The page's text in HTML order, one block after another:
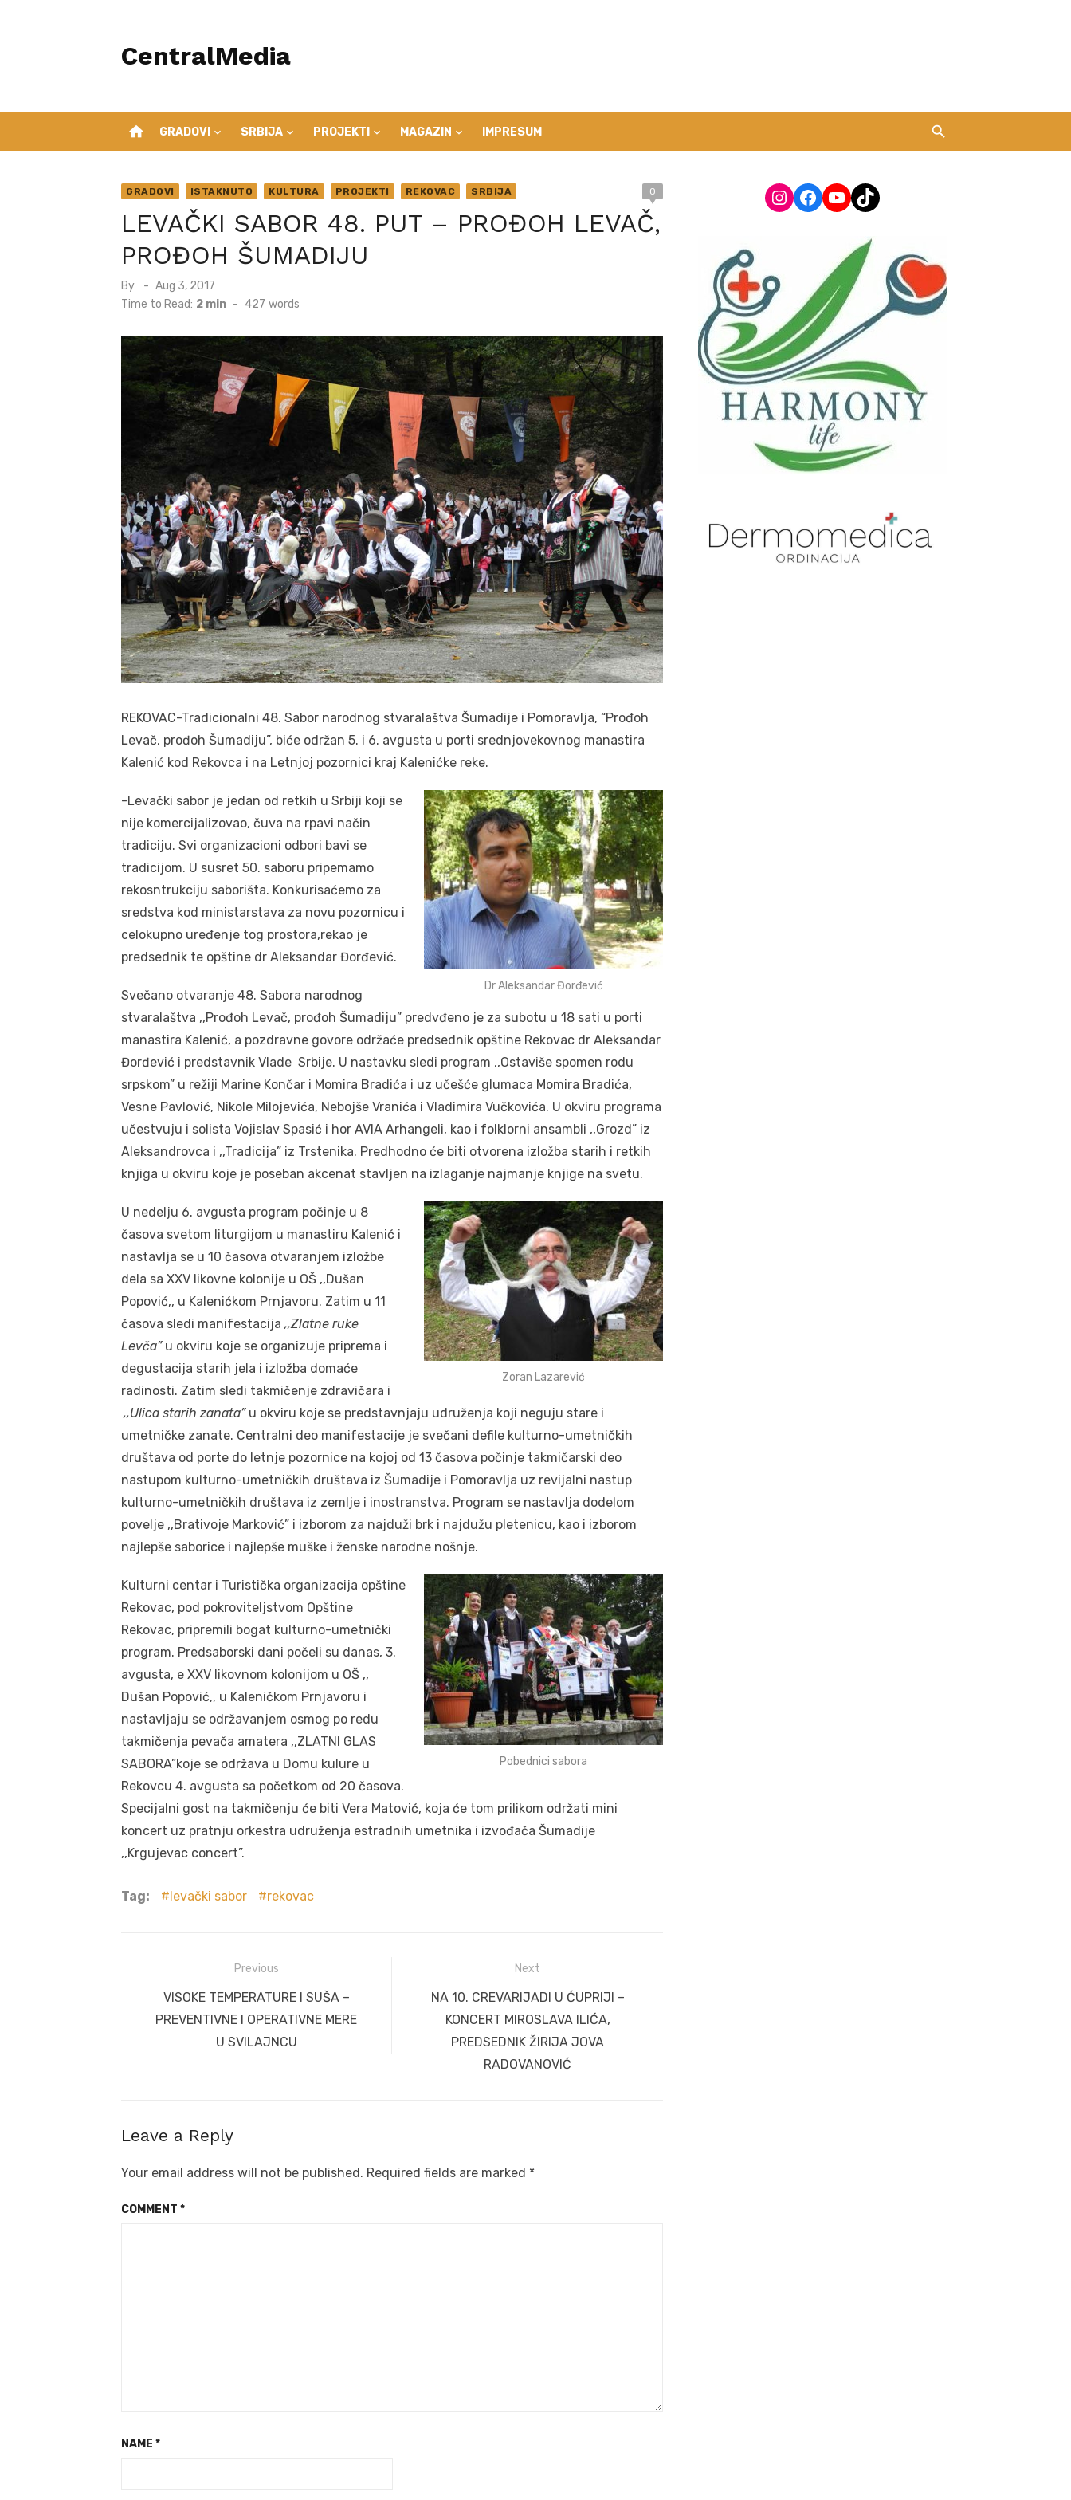
CentralMedia
home GRADOVI SRBIJA PROJEKTI MAGAZIN IMPRESUM
GRADOVI ISTAKNUTO KULTURA PROJEKTI REKOVAC SRBIJA 0
LEVAČKI SABOR 48. PUT – PROĐOH LEVAČ,
PROĐOH ŠUMADIJU
By
Posted
on
Aug 3, 2017
Time to Read: 2 min - 427 words
REKOVAC-Tradicionalni 48. Sabor narodnog stvaralaštva Šumadije i Pomoravlja, “Prođoh
Levač, prođoh Šumadiju”, biće održan 5. i 6. avgusta u porti srednjovekovnog manastira
Kalenić kod Rekovca i na Letnjoj pozornici kraj Kalenićke reke.
Dr Aleksandar Đorđević
-Levački sabor je jedan od retkih u Srbiji koji se
nije komercijalizovao, čuva na rpavi način
tradiciju. Svi organizacioni odbori bavi se
tradicijom. U susret 50. saboru pripemamo
rekosntrukciju saborišta. Konkurisaćemo za
sredstva kod ministarstava za novu pozornicu i
celokupno uređenje tog prostora,rekao je
predsednik te opštine dr Aleksandar Đorđević.
Svečano otvaranje 48. Sabora narodnog
stvaralaštva ,,Prođoh Levač, prođoh Šumadiju” predvđeno je za subotu u 18 sati u porti
manastira Kalenić, a pozdravne govore održaće predsednik opštine Rekovac dr Aleksandar
Đorđević i predstavnik Vlade Srbije. U nastavku sledi program ,,Ostaviše spomen rodu
srpskom” u režiji Marine Končar i Momira Bradića i uz učešće glumaca Momira Bradića,
Vesne Pavlović, Nikole Milojevića, Nebojše Vranića i Vladimira Vučkovića. U okviru programa
učestvuju i solista Vojislav Spasić i hor AVIA Arhangeli, kao i folklorni ansambli ,,Grozd” iz
Aleksandrovca i ,,Tradicija” iz Trstenika. Predhodno će biti otvorena izložba starih i retkih
knjiga u okviru koje je poseban akcenat stavljen na izlaganje najmanje knjige na svetu.
Zoran Lazarević
U nedelju 6. avgusta program počinje u 8
časova svetom liturgijom u manastiru Kalenić i
nastavlja se u 10 časova otvaranjem izložbe
dela sa XXV likovne kolonije u OŠ ,,Dušan
Popović,, u Kalenićkom Prnjavoru. Zatim u 11
časova sledi manifestacija ,,Zlatne ruke
Levča”u okviru koje se organizuje priprema i
degustacija starih jela i izložba domaće
radinosti. Zatim sledi takmičenje zdravičara i
,,Ulica starih zanata”u okviru koje se predstavnjaju udruženja koji neguju stare i
umetničke zanate. Centralni deo manifestacije je svečani defile kulturno-umetničkih
društava od porte do letnje pozornice na kojoj od 13 časova počinje takmičarski deo
nastupom kulturno-umetničkih društava iz Šumadije i Pomoravlja uz revijalni nastup
kulturno-umetničkih društava iz zemlje i inostranstva. Program se nastavlja dodelom
povelje ,,Brativoje Marković” i izborom za najduži brk i najdužu pletenicu, kao i izborom
najlepše saborice i najlepše muške i ženske narodne nošnje.
Pobednici sabora
Kulturni centar i Turistička organizacija opštine
Rekovac, pod pokroviteljstvom Opštine
Rekovac, pripremili bogat kulturno-umetnički
program. Predsaborski dani počeli su danas, 3.
avgusta, e XXV likovnom kolonijom u OŠ ,,
Dušan Popović,, u Kaleničkom Prnjavoru i
nastavljaju se održavanjem osmog po redu
takmičenja pevača amatera ,,ZLATNI GLAS
SABORA”koje se održava u Domu kulure u
Rekovcu 4. avgusta sa početkom od 20 časova.
Specijalni gost na takmičenju će biti Vera Matović, koja će tom prilikom održati mini
koncert uz pratnju orkestra udruženja estradnih umetnika i izvođača Šumadije
,,Krgujevac concert”.
Tag: levački sabor rekovac
navigation
Previous
Previous
post:
VISOKE TEMPERATURE I SUŠA –
PREVENTIVNE I OPERATIVNE MERE
U SVILAJNCU
Next
Next
post:
NA 10. CREVARIJADI U ĆUPRIJI –
KONCERT MIROSLAVA ILIĆA,
PREDSEDNIK ŽIRIJA JOVA
RADOVANOVIĆ
Leave a Reply
Your email address will not be published. Required fields are marked *
COMMENT *
NAME *
Instagram
Facebook
YouTube
TikTok